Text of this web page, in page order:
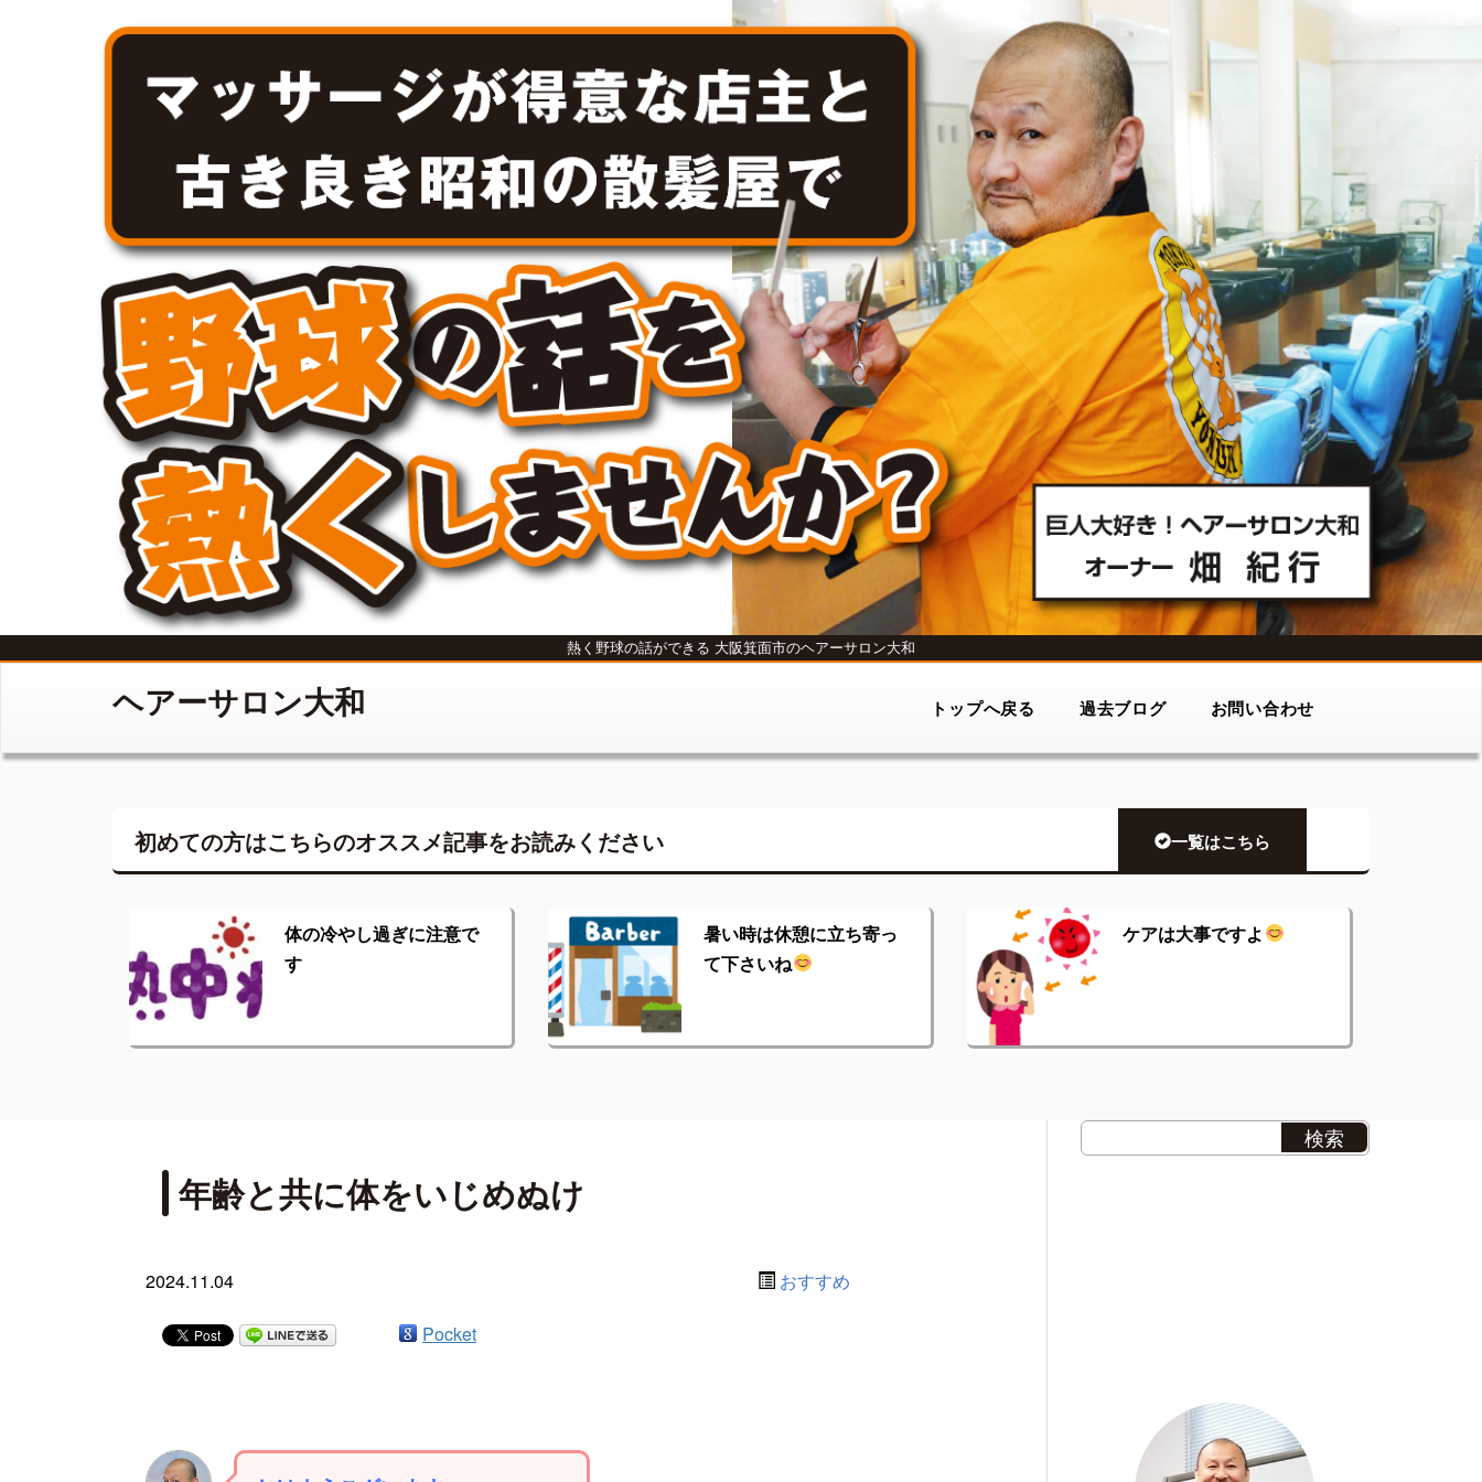
熱く野球の話ができる 大阪箕面市のヘアーサロン大和
ヘアーサロン大和 トップへ戻る 過去ブログ お問い合わせ
初めての方はこちらのオススメ記事をお読みください 一覧はこちら
体の冷やし過ぎに注意で
す
暑い時は休憩に立ち寄っ
て下さいね
ケアは大事ですよ
年齢と共に体をいじめぬけ
2024.11.04 おすすめ
Pocket